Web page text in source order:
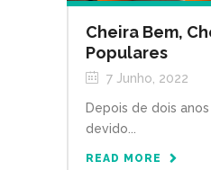
Cheira Bem,
Populares
7 Junho, 2022
Depois de dois
devido...
READ MORE